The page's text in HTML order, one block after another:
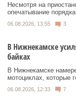
Несмотря на
опечатывание
06.08.2026, 13:55 3
В Нижнекамске
байках
В Нижнекамске
мотоциклах, которые
06.08.2026, 12:33 7